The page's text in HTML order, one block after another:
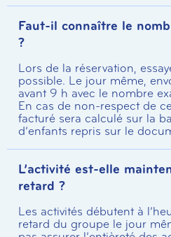
Faut-il connaître le
?
Lors de la réservation,
possible. Le jour même,
avant 9 h avec le nombre
En cas de non-respect de
facturé sera calculé sur la
d’enfants repris sur le
L’activité est-elle
retard ?
Les activités débutent à
retard du groupe le jour